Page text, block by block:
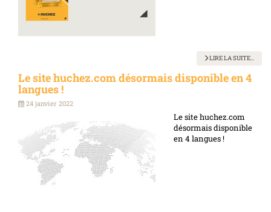
LIRE LA SUITE...
Le site huchez.com désormais disponible en 4
langues !
24 janvier 2022
Le site huchez.com
désormais disponible
en 4 langues !